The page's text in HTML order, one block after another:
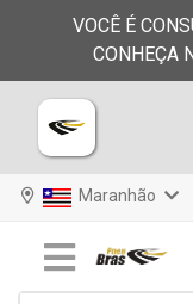
VOCÊ É
CONHEÇA
Maranhão